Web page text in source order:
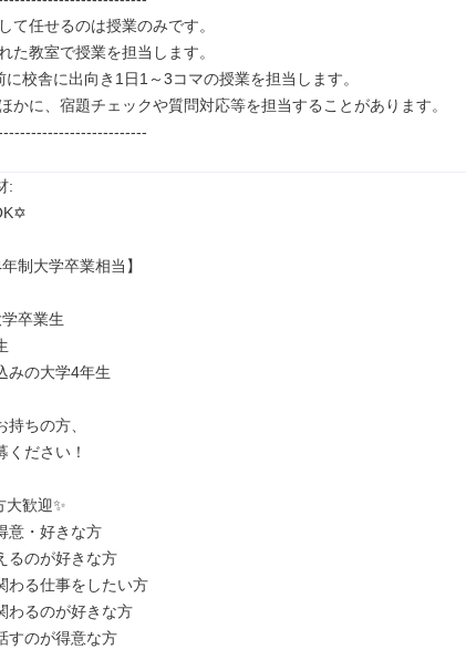
て任せるのは授業のみです。
た教室で授業を担当します。
に校舎に出向き1日1～3コマの授業を担当します。
かに、宿題チェックや質問対応等を担当することがあります。
:
制大学卒業相当】
卒業生
みの大学4年生
持ちの方、
ください！
大歓迎✨
意・好きな方
るのが好きな方
わる仕事をしたい方
わるのが好きな方
すのが得意な方